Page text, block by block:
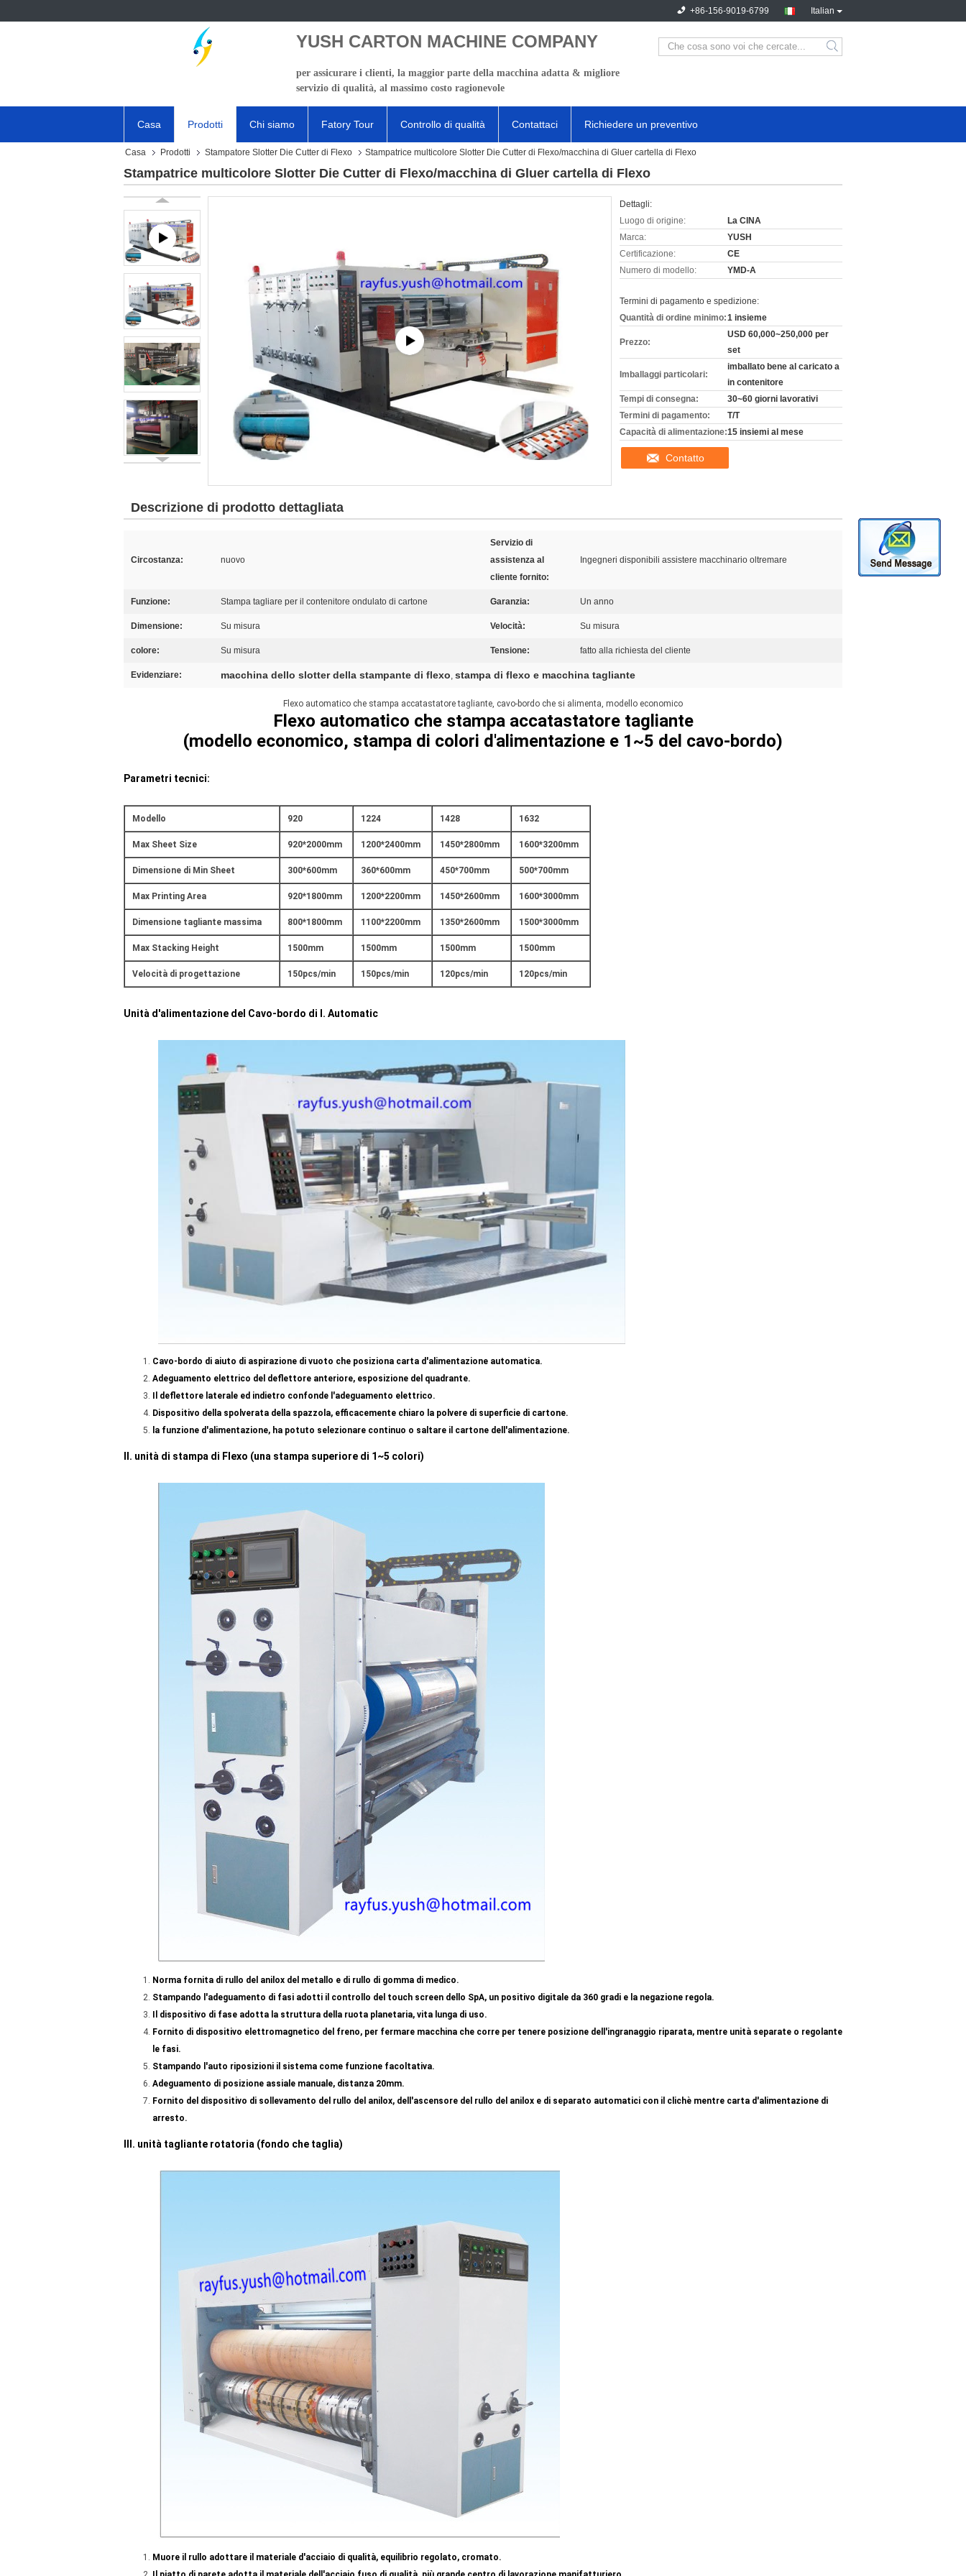
Italian
+86-156-9019-6799
YUSH CARTON MACHINE COMPANY
per assicurare i clienti, la maggior parte della macchina adatta & migliore
servizio di qualità, al massimo costo ragionevole
Casa Prodotti Chi siamo Fatory Tour Controllo di qualità Contattaci Richiedere un preventivo
Casa Prodotti Stampatore Slotter Die Cutter di Flexo Stampatrice multicolore Slotter Die Cutter di Flexo/macchina di Gluer cartella di Flexo
Stampatrice multicolore Slotter Die Cutter di Flexo/macchina di Gluer cartella di Flexo
Dettagli:
Luogo di origine:
La CINA
Marca:
YUSH
Certificazione:
CE
Numero di modello:
YMD-A
Termini di pagamento e spedizione:
Quantità di ordine minimo:1 insieme
Prezzo:
USD 60,000~250,000 per
set
Imballaggi particolari:
imballato bene al caricato a
in contenitore
Tempi di consegna:
30~60 giorni lavorativi
Termini di pagamento:
T/T
Capacità di alimentazione:15 insiemi al mese
Contatto
Descrizione di prodotto dettagliata
Circostanza: nuovo
Servizio di
assistenza al
cliente fornito:
Ingegneri disponibili assistere macchinario oltremare
Funzione: Stampa tagliare per il contenitore ondulato di cartone Garanzia: Un anno
Dimensione: Su misura Velocità: Su misura
colore: Su misura Tensione: fatto alla richiesta del cliente
Evidenziare: macchina dello slotter della stampante di flexo, stampa di flexo e macchina tagliante
Flexo automatico che stampa accatastatore tagliante, cavo-bordo che si alimenta, modello economico
Flexo automatico che stampa accatastatore tagliante
(modello economico, stampa di colori d'alimentazione e 1~5 del cavo-bordo)
Parametri tecnici:
Modello 920 1224 1428 1632
Max Sheet Size 920*2000mm 1200*2400mm 1450*2800mm 1600*3200mm
Dimensione di Min Sheet 300*600mm 360*600mm 450*700mm 500*700mm
Max Printing Area 920*1800mm 1200*2200mm 1450*2600mm 1600*3000mm
Dimensione tagliante massima 800*1800mm 1100*2200mm 1350*2600mm 1500*3000mm
Max Stacking Height 1500mm 1500mm 1500mm 1500mm
Velocità di progettazione 150pcs/min 150pcs/min 120pcs/min 120pcs/min
Unità d'alimentazione del Cavo-bordo di I. Automatic
Cavo-bordo di aiuto di aspirazione di vuoto che posiziona carta d'alimentazione automatica.
Adeguamento elettrico del deflettore anteriore, esposizione del quadrante.
Il deflettore laterale ed indietro confonde l'adeguamento elettrico.
Dispositivo della spolverata della spazzola, efficacemente chiaro la polvere di superficie di cartone.
la funzione d'alimentazione, ha potuto selezionare continuo o saltare il cartone dell'alimentazione.
II. unità di stampa di Flexo (una stampa superiore di 1~5 colori)
Norma fornita di rullo del anilox del metallo e di rullo di gomma di medico.
Stampando l'adeguamento di fasi adotti il controllo del touch screen dello SpA, un positivo digitale da 360 gradi e la negazione regola.
Il dispositivo di fase adotta la struttura della ruota planetaria, vita lunga di uso.
Fornito di dispositivo elettromagnetico del freno, per fermare macchina che corre per tenere posizione dell'ingranaggio riparata, mentre unità separate o regolante
le fasi.
Stampando l'auto riposizioni il sistema come funzione facoltativa.
Adeguamento di posizione assiale manuale, distanza 20mm.
Fornito del dispositivo di sollevamento del rullo del anilox, dell'ascensore del rullo del anilox e di separato automatici con il clichè mentre carta d'alimentazione di
arresto.
III. unità tagliante rotatoria (fondo che taglia)
Muore il rullo adottare il materiale d'acciaio di qualità, equilibrio regolato, cromato.